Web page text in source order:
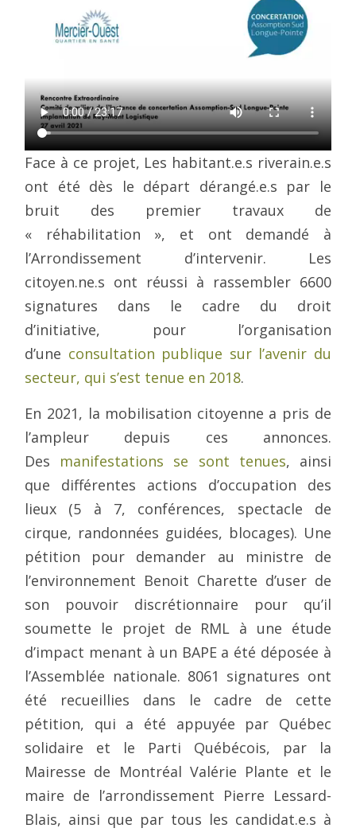
Face à ce projet, Les habitant.e.s riverain.e.s
ont été dès le départ dérangé.e.s par le
bruit des premier travaux de
« réhabilitation », et ont demandé à
l’Arrondissement d’intervenir. Les
citoyen.ne.s ont réussi à rassembler 6600
signatures dans le cadre du droit
d’initiative, pour l’organisation
d’une consultation publique sur l’avenir du
secteur, qui s’est tenue en 2018.
En 2021, la mobilisation citoyenne a pris de
l’ampleur depuis ces annonces.
Des manifestations se sont tenues, ainsi
que différentes actions d’occupation des
lieux (5 à 7, conférences, spectacle de
cirque, randonnées guidées, blocages). Une
pétition pour demander au ministre de
l’environnement Benoit Charette d’user de
son pouvoir discrétionnaire pour qu’il
soumette le projet de RML à une étude
d’impact menant à un BAPE a été déposée à
l’Assemblée nationale. 8061 signatures ont
été recueillies dans le cadre de cette
pétition, qui a été appuyée par Québec
solidaire et le Parti Québécois, par la
Mairesse de Montréal Valérie Plante et le
maire de l’arrondissement Pierre Lessard-
Blais, ainsi que par tous les candidat.e.s à